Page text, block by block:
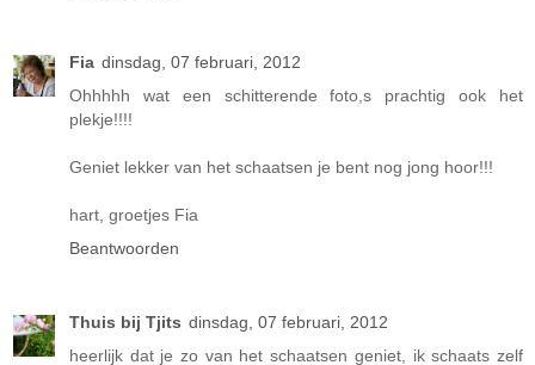
Fia dinsdag, 07 februari, 2012
Ohhhhh wat een schitterende foto,s prachtig ook het
plekje!!!!
Geniet lekker van het schaatsen je bent nog jong hoor!!!
hart, groetjes Fia
Beantwoorden
Thuis bij Tjits dinsdag, 07 februari, 2012
heerlijk dat je zo van het schaatsen geniet, ik schaats zelf